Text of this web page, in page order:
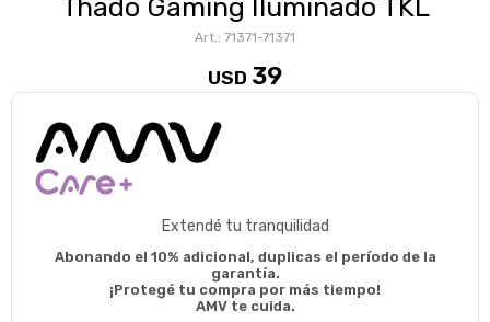
Thado Gaming Iluminado TKL
71371-71371
USD 39
Extendé tu tranquilidad
Abonando el 10% adicional, duplicas el período de la
garantía.
¡Protegé tu compra por más tiempo!
AMV te cuida.